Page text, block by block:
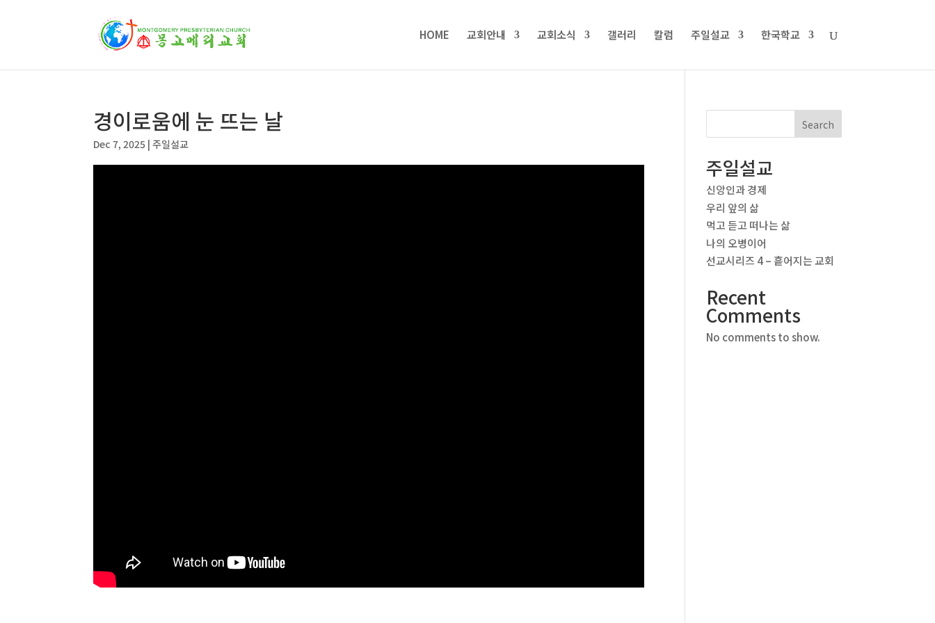
HOME 교회안내 교회소식 갤러리 칼럼 주일설교 한국학교
경이로움에 눈 뜨는 날
Dec 7, 2025 |주일설교
Search
주일설교
신앙인과 경제
우리 앞의 삶
먹고 듣고 떠나는 삶
나의 오병이어
선교시리즈 4 – 흩어지는 교회
Recent
Comments
No comments to show.